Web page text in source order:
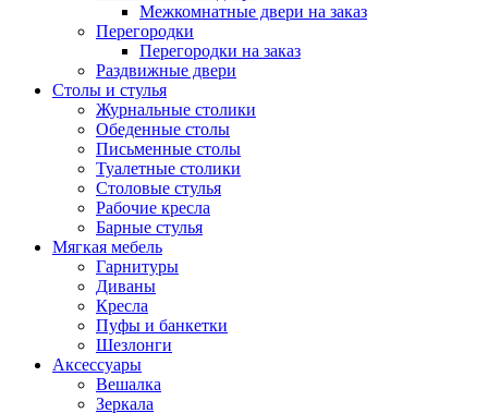
Межкомнатные двери на заказ
Перегородки
Перегородки на заказ
Раздвижные двери
Столы и стулья
Журнальные столики
Обеденные столы
Письменные столы
Туалетные столики
Столовые стулья
Рабочие кресла
Барные стулья
Мягкая мебель
Гарнитуры
Диваны
Кресла
Пуфы и банкетки
Шезлонги
Аксессуары
Вешалка
Зеркала